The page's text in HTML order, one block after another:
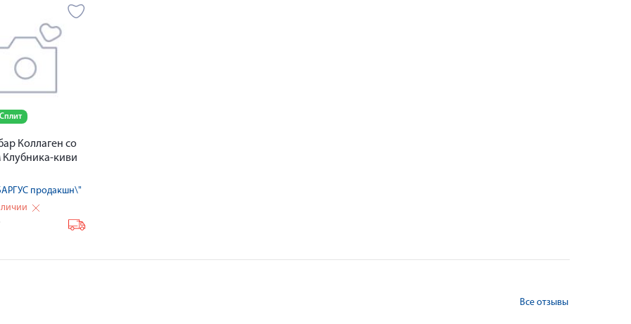
Коллаген со
Клубника-киви
продакшн\"
Все отзывы